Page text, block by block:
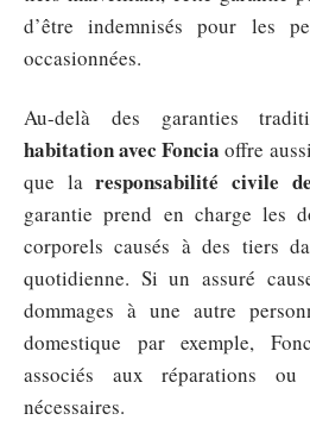
d’être indemnisés pour les
occasionnées.
Au-delà des garanties
habitation avec Foncia offre
que laresponsabilité civile
garantie prend en charge les
corporels causés à des tiers
quotidienne. Si un assuré
dommages à une autre
domestique par exemple,
associés aux réparations
nécessaires.